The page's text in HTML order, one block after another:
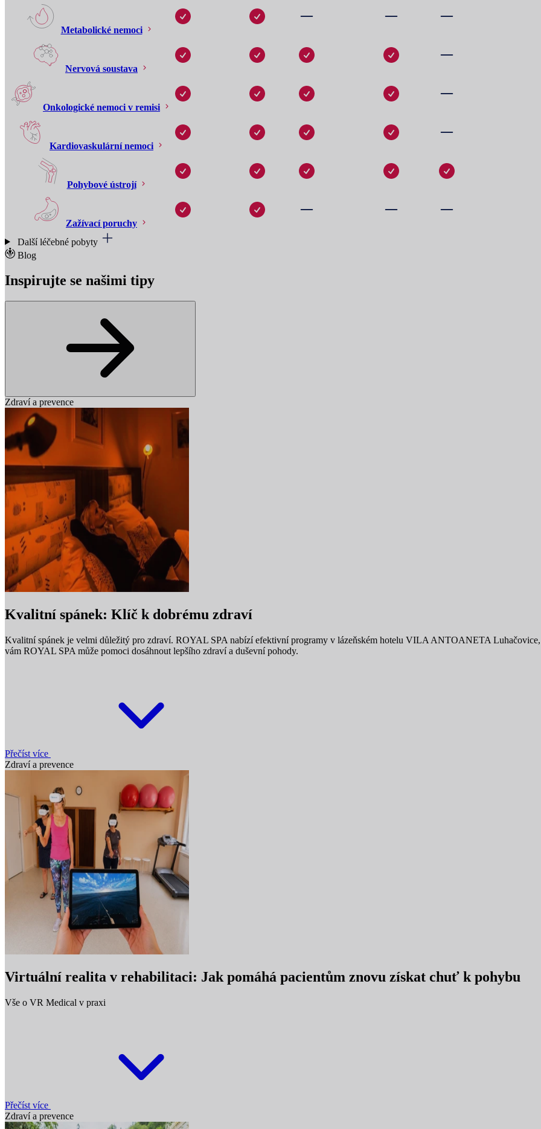
Metabolické nemoci
Nervová soustava
Onkologické nemoci v remisi
Kardiovaskulární nemoci
Pohybové ústrojí
Zažívací poruchy
Další léčebné pobyty
Blog
Inspirujte se našimi tipy
Zdraví a prevence
Kvalitní spánek: Klíč k dobrému zdraví
Kvalitní spánek je velmi důležitý pro zdraví. ROYAL SPA nabízí efektivní programy v lázeňském hotelu VILA ANTOANETA
vám ROYAL SPA může pomoci dosáhnout lepšího zdraví a duševní pohody.
Přečíst více
Zdraví a prevence
Virtuální realita v rehabilitaci: Jak pomáhá pacientům znovu získat chuť k pohybu
Vše o VR Medical v praxi
Přečíst více
Zdraví a prevence